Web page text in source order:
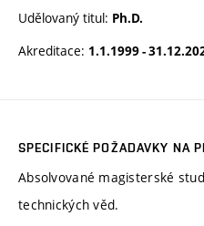
Udělovaný titul: Ph.D.
Akreditace: 1.1.1999 -
SPECIFICKÉ POŽADAVKY NA
Absolvované magisterské
technických věd.